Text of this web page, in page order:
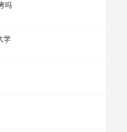
吗
学